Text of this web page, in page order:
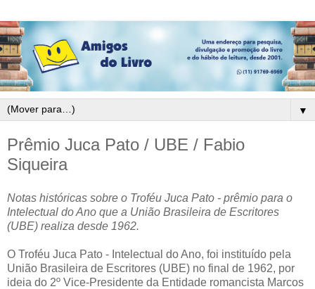
▼
Prêmio Juca Pato / UBE / Fabio
Siqueira
Notas históricas sobre o Troféu Juca Pato - prêmio para o
Intelectual do Ano que a União Brasileira de Escritores
(UBE) realiza desde 1962.
O Troféu Juca Pato - Intelectual do Ano, foi instituído pela
União Brasileira de Escritores (UBE) no final de 1962, por
ideia do 2º Vice-Presidente da Entidade romancista Marcos